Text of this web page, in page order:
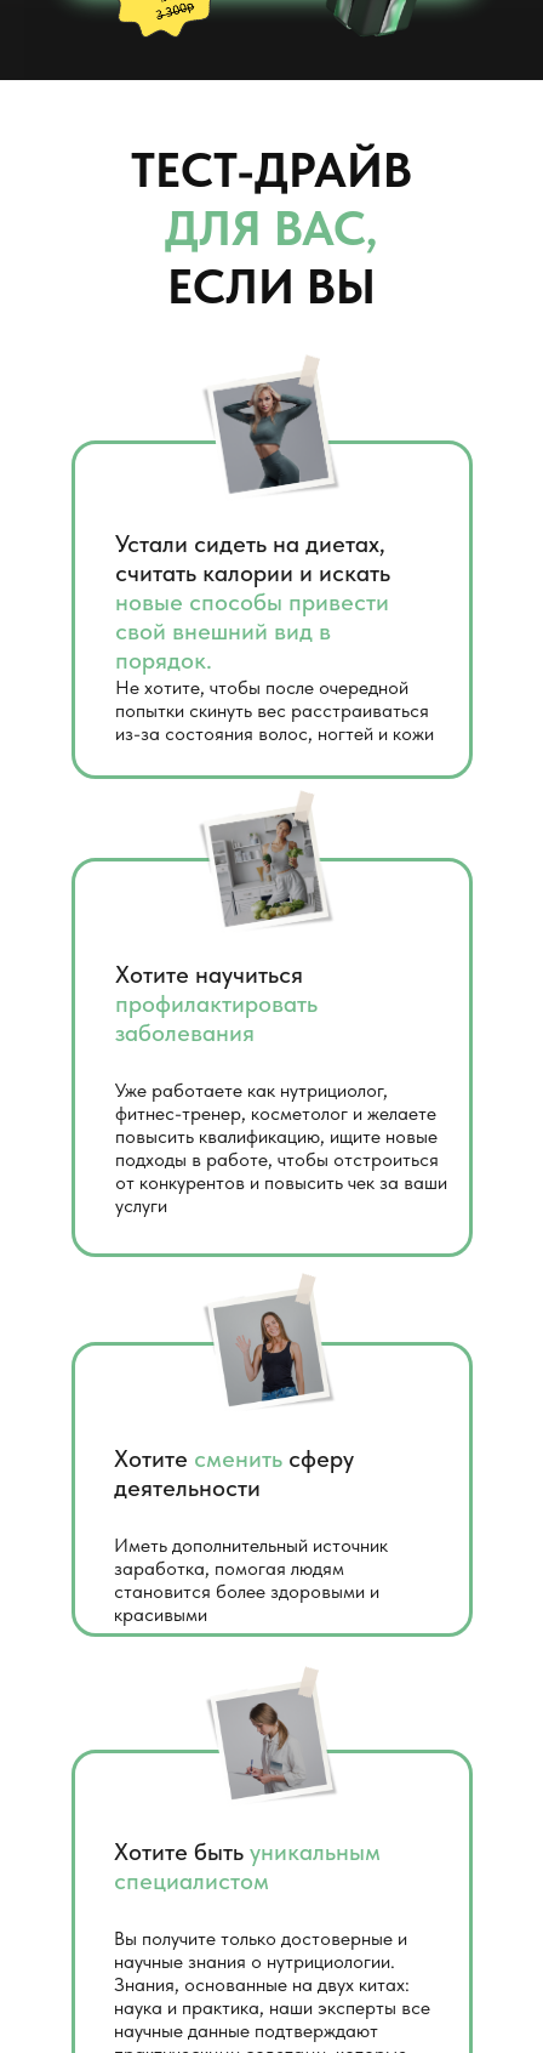
Устали сидеть на диетах,
считать калории и искать
новые способы привести
свой внешний вид в
порядок.
Не хотите, чтобы после очередной
попытки скинуть вес расстраиваться
из-за состояния волос, ногтей и кожи
Хотите научиться
профилактировать
заболевания
Уже работаете как нутрициолог,
фитнес-тренер, косметолог и желаете
повысить квалификацию, ищите новые
подходы в работе, чтобы отстроиться
от конкурентов и повысить чек за ваши
услуги
Хотите быть уникальным
специалистом
Вы получите только достоверные и
научные знания о нутрициологии.
Знания, основанные на двух китах:
наука и практика, наши эксперты все
научные данные подтверждают
Хотите сменить сферу
деятельности
Иметь дополнительный источник
заработка, помогая людям
становится более здоровыми и
красивыми
ТЕСТ-ДРАЙВ
ДЛЯ ВАС,
ЕСЛИ ВЫ